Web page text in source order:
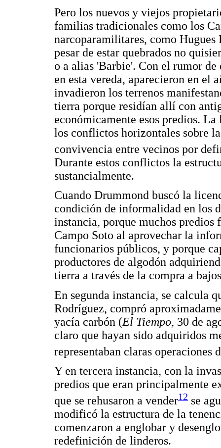
Pero los nuevos y viejos
familias tradicionales como los
narcoparamilitares, como Hugues
pesar de estar quebrados no
o a alias 'Barbie'. Con el rumor
en esta vereda, aparecieron en el
invadieron los terrenos
tierra porque residían allí con
económicamente esos predios.
los conflictos horizontales sobre
convivencia entre vecinos por
Durante estos conflictos la
sustancialmente.
Cuando Drummond buscó la
condición de informalidad en los
instancia, porque muchos
Campo Soto al aprovechar la
funcionarios públicos, y porque
productores de algodón
tierra a través de la compra a
En segunda instancia, se calcula
Rodríguez, compró
yacía carbón (El Tiempo, 30 de
claro que hayan sido adquiridos
representaban claras operaciones
Y en tercera instancia, con la
predios que eran principalmente
que se rehusaron a vender12 se
modificó la estructura de la
comenzaron a englobar y
redefinición de linderos.